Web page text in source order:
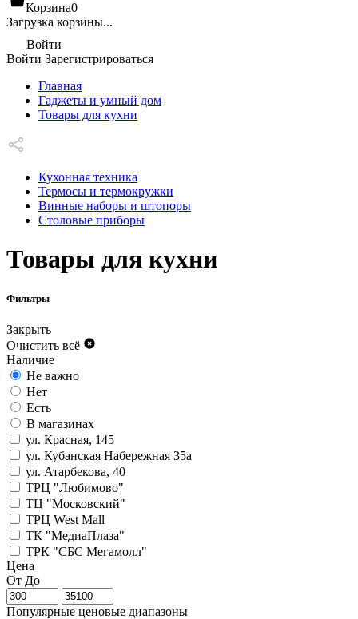
Корзина0
Загрузка корзины...
Войти
Войти Зарегистрироваться
Главная
Гаджеты и умный дом
Товары для кухни
Кухонная техника
Термосы и термокружки
Винные наборы и штопоры
Столовые приборы
Товары для кухни
Фильтры
Закрыть
Очистить всё
Наличие
Не важно
Нет
Есть
В магазинах
ул. Красная, 145
ул. Кубанская Набережная 35а
ул. Атарбекова, 40
ТРЦ "Любимово"
ТЦ "Московский"
ТРЦ West Mall
ТК "МедиаПлаза"
ТРК "СБС Мегамолл"
Цена
От До
Популярные ценовые диапазоны